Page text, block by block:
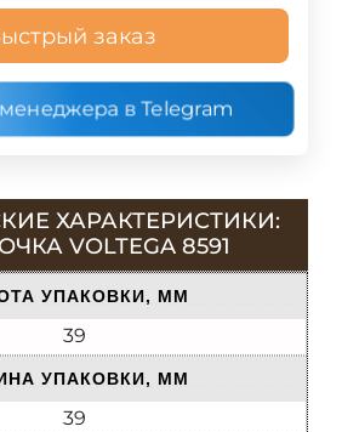
заказ
в Telegram
ХАРАКТЕРИСТИКИ:
VOLTEGA 8591
УПАКОВКИ, ММ
39
УПАКОВКИ, ММ
39